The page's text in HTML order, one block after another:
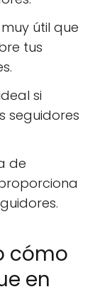
útil que
tus
si
seguidores
de
cómo
en